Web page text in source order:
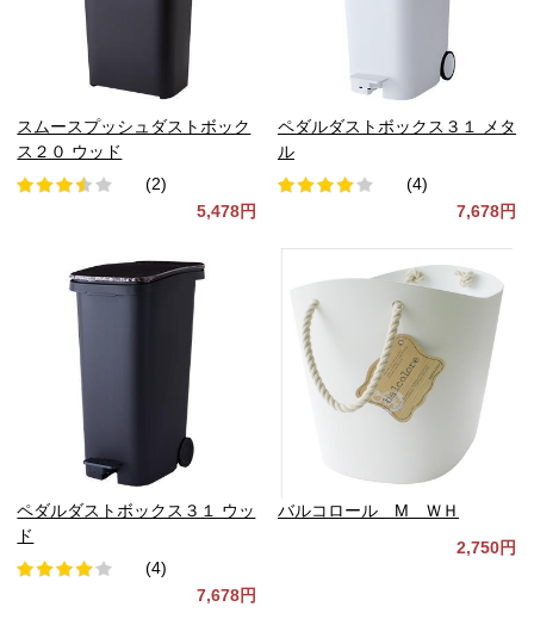
スムースプッシュダストボック
ス２０ ウッド
(2)
5,478円
ペダルダストボックス３１ メタ
ル
(4)
7,678円
ペダルダストボックス３１ ウッ
ド
(4)
7,678円
バルコロール M ＷＨ
2,750円